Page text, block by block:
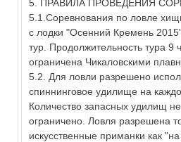
5. ПРАВИЛА ПРОВЕДЕНИЯ
5.1.Соревнования по ловле
с лодки "Осенний Кремень
тур. Продолжительность тура 9
ограничена Чикаловскими
5.2. Для ловли разрешено
спиннинговое удилище на
Количество запасных удилищ не
ограничено. Ловля разрешена
искусственные приманки как